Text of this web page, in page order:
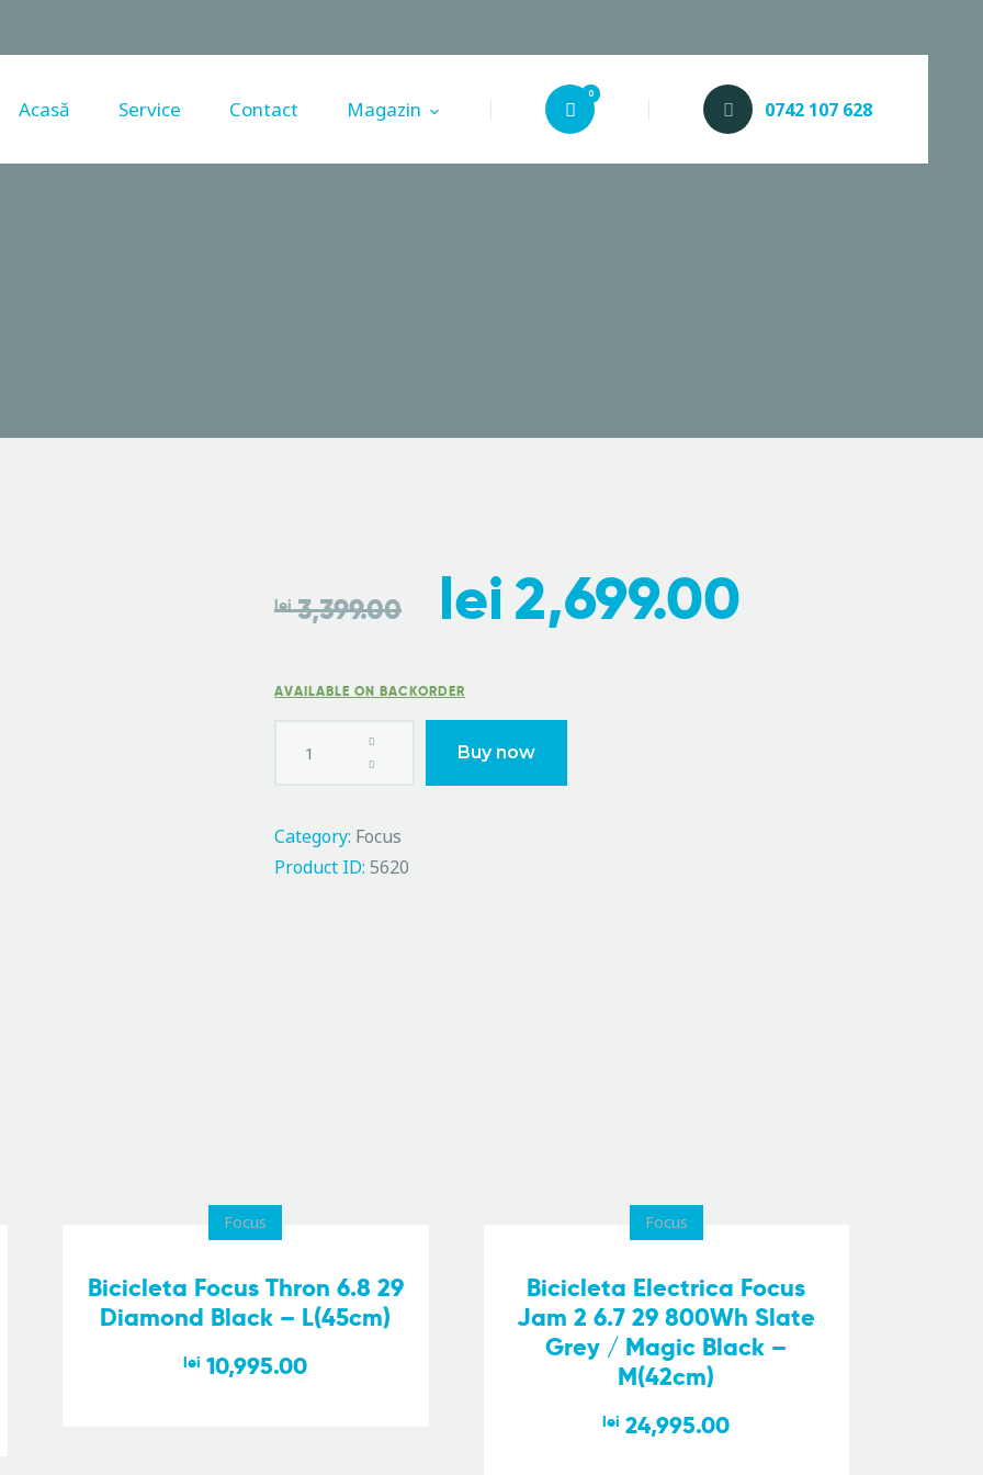
Acasă Service Contact Magazin
0
0742 107 628
lei 3,399.00 lei2,699.00
AVAILABLE ON BACKORDER
Buy now
Category: Focus
Product ID: 5620
Focus
Bicicleta Focus Thron 6.8 29
Diamond Black – L(45cm)
lei 10,995.00
Focus
Bicicleta Electrica Focus
Jam 2 6.7 29 800Wh Slate
Grey / Magic Black –
M(42cm)
lei 24,995.00